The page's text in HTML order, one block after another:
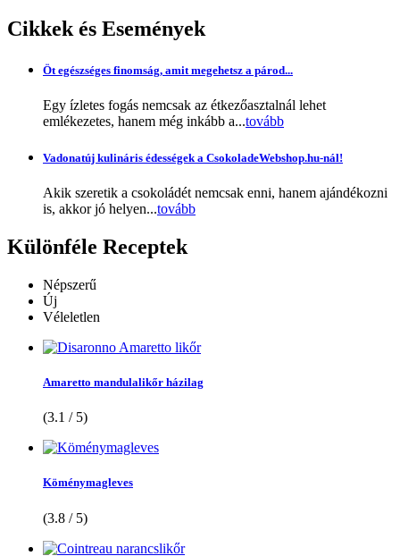
Cikkekés Események
Öt egészséges finomság, amit megehetsz a párod...
Egy ízletes fogás nemcsak az étkezőasztalnál lehet
emlékezetes, hanem még inkább a...tovább
Vadonatúj kulináris édességek a CsokoladeWebshop.hu-nál!
Akik szeretik a csokoládét nemcsak enni, hanem ajándékozni
is, akkor jó helyen...tovább
Különféle Receptek
Népszerű
Új
Véleletlen
Amaretto mandulalikőr házilag
(3.1 / 5)
Köménymagleves
(3.8 / 5)